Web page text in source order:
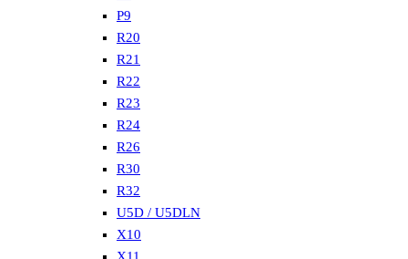
P9
R20
R21
R22
R23
R24
R26
R30
R32
U5D / U5DLN
X10